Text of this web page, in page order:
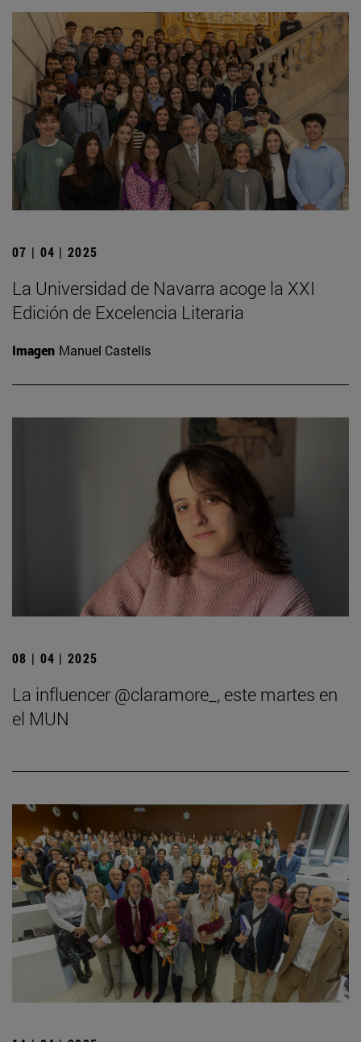
07 | 04 | 2025
La Universidad de Navarra acoge la XXI
Edición de Excelencia Literaria
Imagen Manuel Castells
08 | 04 | 2025
La influencer @claramore_, este martes en
el MUN